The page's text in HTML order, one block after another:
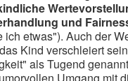
und
ich etwas"). Auch der
Kind verschleiert
als Tugend